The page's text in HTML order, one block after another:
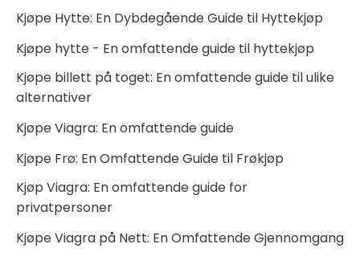
Kjøpe Hytte: En Dybdegående Guide til Hyttekjøp
Kjøpe hytte - En omfattende guide til hyttekjøp
Kjøpe billett på toget: En omfattende guide til ulike
alternativer
Kjøpe Viagra: En omfattende guide
Kjøpe Frø: En Omfattende Guide til Frøkjøp
Kjøp Viagra: En omfattende guide for
privatpersoner
Kjøpe Viagra på Nett: En Omfattende Gjennomgang